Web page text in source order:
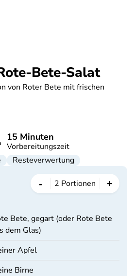
Bete-Salat
von Roter Bete mit frischen
15 Minuten
Vorbereitungszeit
Resteverwertung
- 2 Portionen +
Bete, gegart (oder Rote Bete
dem Glas)
Apfel
Birne